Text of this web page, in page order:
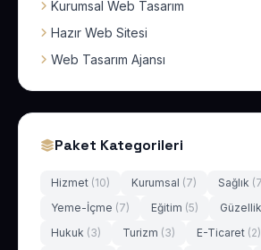
Kurumsal Web Tasarım
Hazır Web Sitesi
Web Tasarım Ajansı
Paket Kategorileri
Hizmet (10) Kurumsal (7) Sağlık
Yeme-İçme (7) Eğitim (5) Güzellik
Hukuk (3) Turizm (3) E-Ticaret (2)